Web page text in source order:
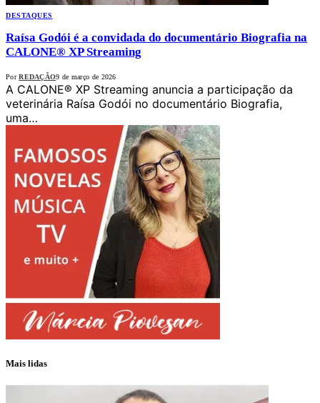
DESTAQUES
Raísa Godói é a convidada do documentário Biografia na
CALONE® XP Streaming
Por REDAÇÃO9 de março de 2026
A CALONE® XP Streaming anuncia a participação da
veterinária Raísa Godói no documentário Biografia,
uma…
Mais lidas